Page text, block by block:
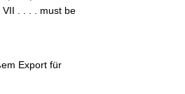
. . . . must be
Export für